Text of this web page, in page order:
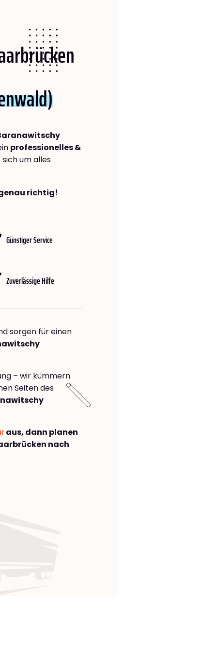
professionelles &
sich um alles
richtig!
Günstiger Service
Zuverlässige Hilfe
sorgen für einen
– wir kümmern
Seiten des
aus, dann planen
nach